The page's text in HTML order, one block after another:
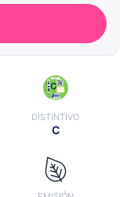
DISTINTIVO
C